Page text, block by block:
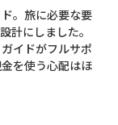
。旅に必要な要
計にしました。
イドがフルサポ
を使う心配はほ